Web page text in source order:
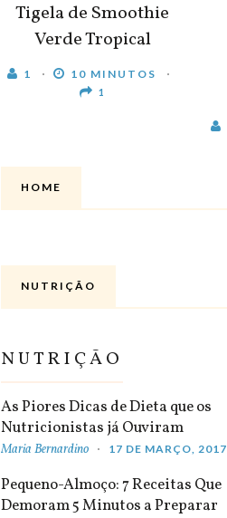
Tigela de Smoothie
Verde Tropical
1 10 MINUTOS
1
HOME
NUTRIÇÃO
NUTRIÇÃO
As Piores Dicas de Dieta que os
Nutricionistas já Ouviram
Maria Bernardino 17 DE MARÇO, 2017
Pequeno-Almoço: 7 Receitas Que
Demoram 5 Minutos a Preparar